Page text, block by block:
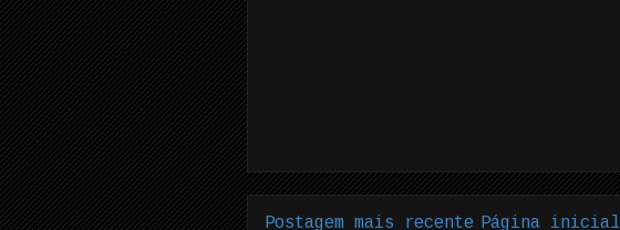
Postagem mais recente Página inicial